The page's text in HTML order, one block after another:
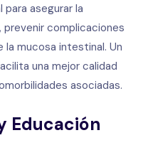
asegurar la
prevenir complicaciones
mucosa intestinal. Un
una mejor calidad
asociadas.
Educación